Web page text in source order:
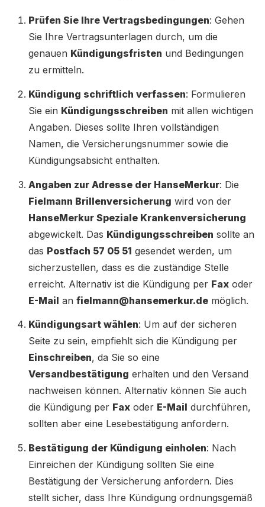
Prüfen Sie Ihre Vertragsbedingungen: Gehen
Sie Ihre Vertragsunterlagen durch, um die
genauen Kündigungsfristen und Bedingungen
zu ermitteln.
Kündigung schriftlich verfassen: Formulieren
Sie ein Kündigungsschreiben mit allen wichtigen
Angaben. Dieses sollte Ihren vollständigen
Namen, die Versicherungsnummer sowie die
Kündigungsabsicht enthalten.
Angaben zur Adresse der HanseMerkur: Die
Fielmann Brillenversicherung wird von der
HanseMerkur Speziale Krankenversicherung
abgewickelt. Das Kündigungsschreiben sollte an
das Postfach 57 05 51 gesendet werden, um
sicherzustellen, dass es die zuständige Stelle
erreicht. Alternativ ist die Kündigung per Fax oder
E-Mail an fielmann@hansemerkur.de möglich.
Kündigungsart wählen: Um auf der sicheren
Seite zu sein, empfiehlt sich die Kündigung per
Einschreiben, da Sie so eine
Versandbestätigung erhalten und den Versand
nachweisen können. Alternativ können Sie auch
die Kündigung per Fax oder E-Mail durchführen,
sollten aber eine Lesebestätigung anfordern.
Bestätigung der Kündigung einholen: Nach
Einreichen der Kündigung sollten Sie eine
Bestätigung der Versicherung anfordern. Dies
stellt sicher, dass Ihre Kündigung ordnungsgemäß